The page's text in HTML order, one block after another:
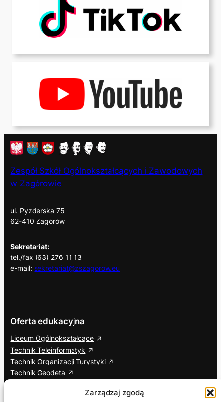
Zarządzaj zgodą
Zespół Szkół Ogólnokształcących i Zawodowych
w Zagórowie
ul. Pyzderska 75
62-410 Zagórów
Sekretariat:
tel./fax (63) 276 11 13
e-mail: sekretariat@zszagorow.eu
Oferta edukacyjna
Liceum Ogólnokształcące
Technik Teleinformatyk
Technik Organizacji Turystyki
Technik Geodeta
Cisco Networking Academy